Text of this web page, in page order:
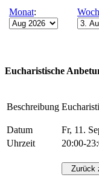
Monat:
Eucharistische
Beschreibung
Datum
Fr, 11.
Uhrzeit
20:00-